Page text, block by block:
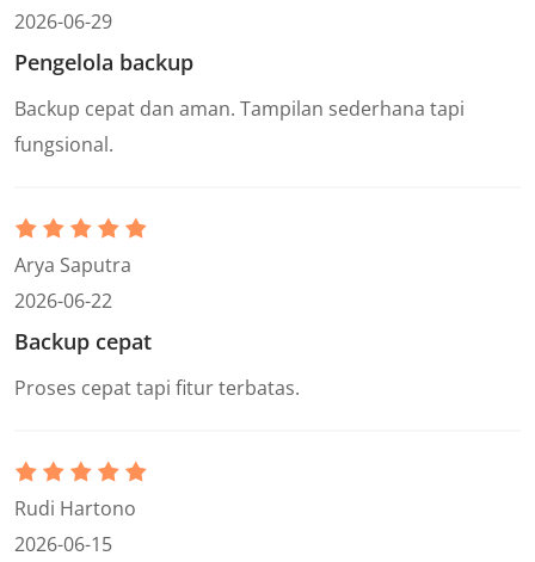
2026-06-29
Pengelola backup
Backup cepat dan aman. Tampilan sederhana tapi
fungsional.
Arya Saputra
2026-06-22
Backup cepat
Proses cepat tapi fitur terbatas.
Rudi Hartono
2026-06-15